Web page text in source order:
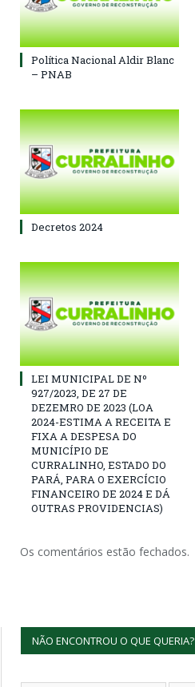
Política Nacional Aldir Blanc
– PNAB
Decretos 2024
LEI MUNICIPAL DE Nº
927/2023, DE 27 DE
DEZEMRO DE 2023 (LOA
2024-ESTIMA A RECEITA E
FIXA A DESPESA DO
MUNICÍPIO DE
CURRALINHO, ESTADO DO
PARÁ, PARA O EXERCÍCIO
FINANCEIRO DE 2024 E DÁ
OUTRAS PROVIDENCIAS)
Os comentários estão fechados.
NÃO ENCONTROU O QUE QUERIA?